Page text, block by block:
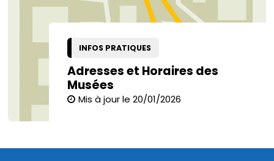
INFOS PRATIQUES
Adresses et Horaires des
Musées
Mis à jour le 20/01/2026